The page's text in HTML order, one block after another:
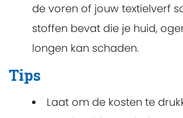
de voren of jouw textielverf
stoffen bevat die je huid,
longen kan schaden.
Tips
Laat om de kosten te